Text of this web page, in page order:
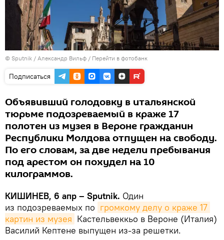
© Sputnik / Александр Вильф / Перейти в фотобанк
Подписаться
Объявивший голодовку в итальянской
тюрьме подозреваемый в краже 17
полотен из музея в Вероне гражданин
Республики Молдова отпущен на свободу.
По его словам, за две недели пребывания
под арестом он похудел на 10
килограммов.
КИШИНЕВ, 6 апр – Sputnik. Один
из подозреваемых по громкому делу о краже 17
картин из музея Кастельвеккьо в Вероне (Италия)
Василий Кептене выпущен из-за решетки.